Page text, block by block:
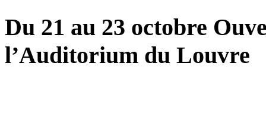
Du 21 au 23 octobre
l’Auditorium du Louvre